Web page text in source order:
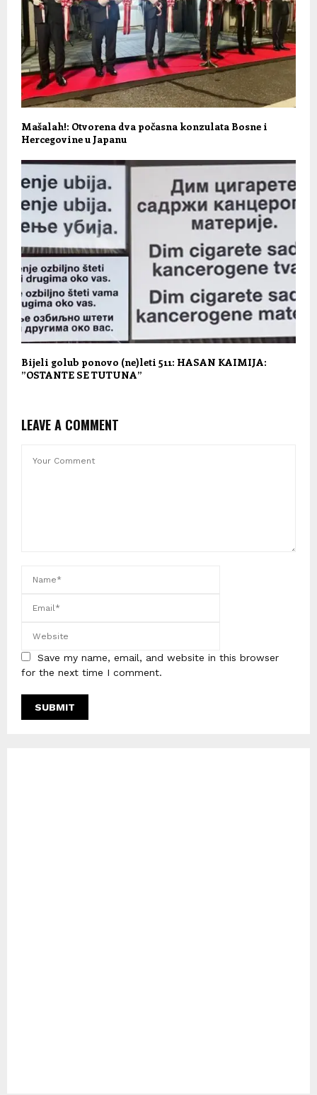
Mašalah!: Otvorena dva počasna konzulata Bosne i
Hercegovine u Japanu
Bijeli golub ponovo (ne)leti 511: HASAN KAIMIJA:
”OSTANTE SE TUTUNA”
LEAVE A COMMENT
Save my name, email, and website in this browser
for the next time I comment.